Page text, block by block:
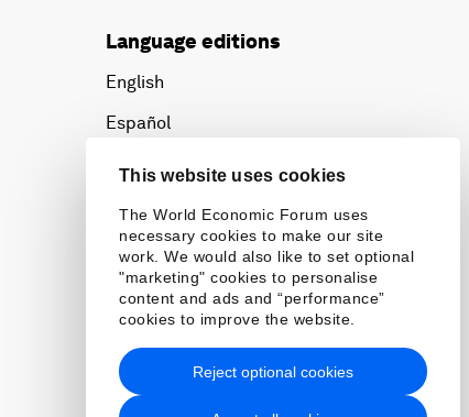
This website uses cookies
The World Economic Forum uses
necessary cookies to make our site
work. We would also like to set optional
"marketing" cookies to personalise
content and ads and “performance”
cookies to improve the website.
Reject optional cookies
Language editions
English
Español
中文
日本語